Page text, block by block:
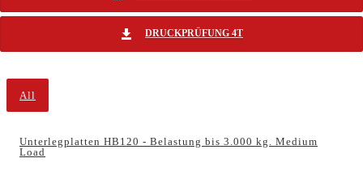
DRUCKPRÜFUNG 4T
All
Unterlegplatten HB120 - Belastung bis 3.000 kg. Medium
Load